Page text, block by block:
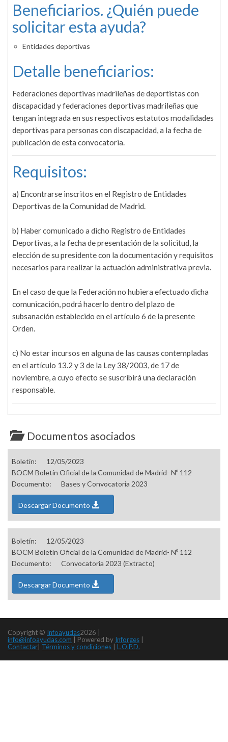
Beneficiarios. ¿Quién puede
solicitar esta ayuda?
Entidades deportivas
Detalle beneficiarios:
Federaciones deportivas madrileñas de deportistas con
discapacidad y federaciones deportivas madrileñas que
tengan integrada en sus respectivos estatutos modalidades
deportivas para personas con discapacidad, a la fecha de
publicación de esta convocatoria.
Requisitos:
a) Encontrarse inscritos en el Registro de Entidades
Deportivas de la Comunidad de Madrid.
b) Haber comunicado a dicho Registro de Entidades
Deportivas, a la fecha de presentación de la solicitud, la
elección de su presidente con la documentación y requisitos
necesarios para realizar la actuación administrativa previa.
En el caso de que la Federación no hubiera efectuado dicha
comunicación, podrá hacerlo dentro del plazo de
subsanación establecido en el artículo 6 de la presente
Orden.
c) No estar incursos en alguna de las causas contempladas
en el artículo 13.2 y 3 de la Ley 38/2003, de 17 de
noviembre, a cuyo efecto se suscribirá una declaración
responsable.
Documentos asociados
Boletín:
12/05/2023
BOCM Boletín Oficial de la Comunidad de Madrid- Nº 112
Documento:
Bases y Convocatoria 2023
Descargar Documento
Boletín:
12/05/2023
BOCM Boletín Oficial de la Comunidad de Madrid- Nº 112
Documento:
Convocatoria 2023 (Extracto)
Descargar Documento
Copyright © Infoayudas2026 |
info@infoayudas.com
Powered by Inforges
Contactar Términos y condiciones L.O.P.D.